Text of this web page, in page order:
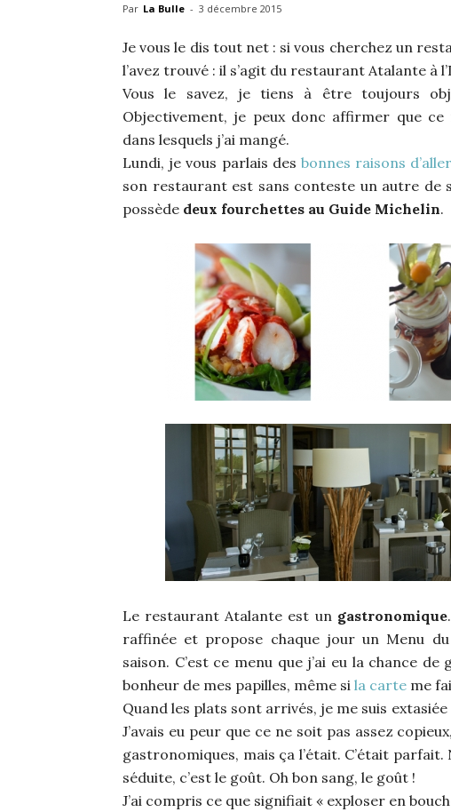
Par La Bulle - 3 décembre 2015
Je vous le dis tout net : si vous cherchez un
l’avez trouvé : il s’agit du restaurant Atalante à
Vous le savez, je tiens à être toujours
Objectivement, je peux donc affirmer que
dans lesquels j’ai mangé.
Lundi, je vous parlais des bonnes raisons
son restaurant est sans conteste un autre de
possède deux fourchettes au Guide Michelin.
Le restaurant Atalante est un gastronomique
raffinée et propose chaque jour un Menu
saison. C’est ce menu que j’ai eu la chance
bonheur de mes papilles, même si la carte me
Quand les plats sont arrivés, je me suis
J’avais eu peur que ce ne soit pas assez
gastronomiques, mais ça l’était. C’était
séduite, c’est le goût. Oh bon sang, le goût !
J’ai compris ce que signifiait « exploser en